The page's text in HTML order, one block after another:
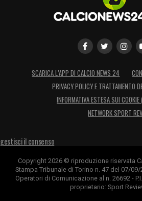
SCARICA L’APP DI CALCIO NEWS 24
PRIVACY POLICY E TRATTAMENTO
INFORMATIVA ESTESA SUI COOKIE
NETWORK SPORT
gestisci il consenso
Copyright 2026 © riproduzione riservata
Stampa Tribunale di Torino n. 47 del 07/
Operatori di Comunicazione al n. 26692 -
proprietario: Sport